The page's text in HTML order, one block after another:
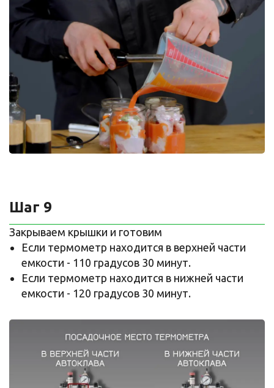
Шаг 9
Закрываем крышки и готовим
Если термометр находится в верхней части
емкости - 110 градусов 30 минут.
Если термометр находится в нижней части
емкости - 120 градусов 30 минут.